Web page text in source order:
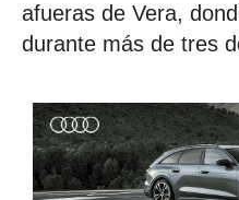
afueras de Vera,
durante más de tres